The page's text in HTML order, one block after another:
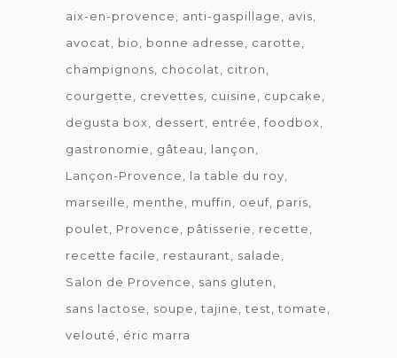
aix-en-provence
anti-gaspillage
avis
avocat
bio bonne adresse
carotte
champignons
chocolat
citron
courgette
crevettes cuisine
cupcake
degusta box
dessert entrée
foodbox
gastronomie
gâteau
lançon
Lançon-Provence
la table du roy
marseille
menthe muffin oeuf paris
poulet
Provence pâtisserie
recette
recette facile
restaurant
salade
Salon de Provence
sans gluten
sans lactose
soupe tajine test
tomate
velouté
éric marra